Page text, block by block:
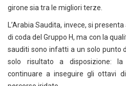
girone sia tra le migliori terze.
L’Arabia Saudita, invece, si
di coda del Gruppo H, ma con la
sauditi sono infatti a un solo punto
solo risultato a disposizione: la
continuare a inseguire gli ottavi